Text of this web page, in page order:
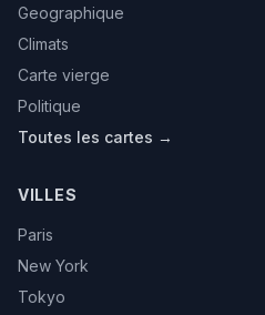
Geographique
Climats
Carte vierge
Politique
Toutes les cartes →
VILLES
Paris
New York
Tokyo